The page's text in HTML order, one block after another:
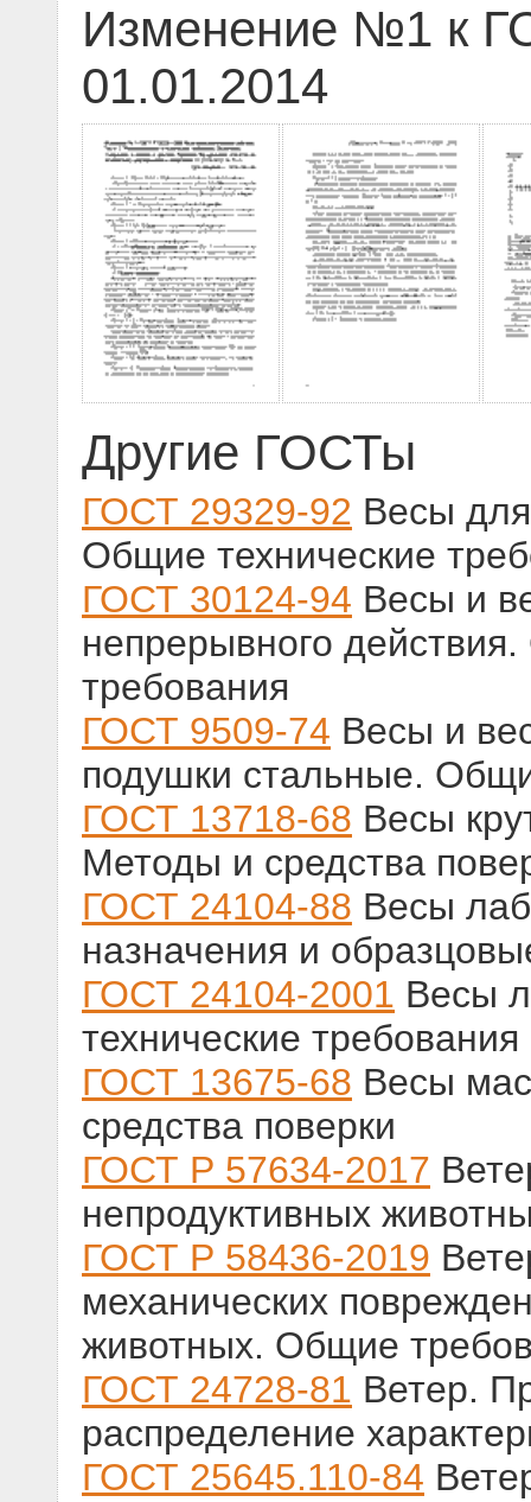
Изменение №1 к
01.01.2014
Другие ГОСТы
ГОСТ 29329-92 Весы
Общие технические
ГОСТ 30124-94 Весы и
непрерывного
требования
ГОСТ 9509-74 Весы и
подушки стальные.
ГОСТ 13718-68 Весы
Методы и средства
ГОСТ 24104-88 Весы
назначения и
ГОСТ 24104-2001 Весы
технические требования
ГОСТ 13675-68 Весы
средства поверки
ГОСТ Р 57634-2017
непродуктивных
ГОСТ Р 58436-2019
механических
животных. Общие
ГОСТ 24728-81 Ветер.
распределение
ГОСТ 25645.110-84